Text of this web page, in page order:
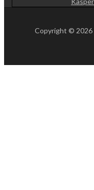
Copyright © 2026